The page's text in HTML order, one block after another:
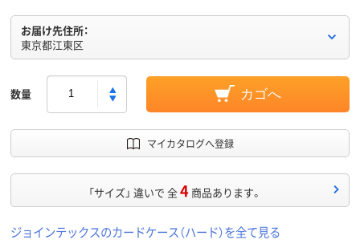
お届け先住所：
東京都江東区
数量 カゴへ
マイカタログへ登録
「サイズ」 違いで 全4 商品あります。
ジョインテックスのカードケース（ハード）を全て見る